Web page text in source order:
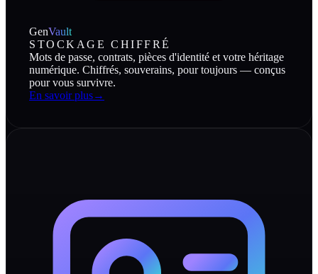
GenVault
STOCKAGE CHIFFRÉ
Mots de passe, contrats, pièces d'identité et votre héritage
numérique. Chiffrés, souverains, pour toujours — conçus
pour vous survivre.
En savoir plus→